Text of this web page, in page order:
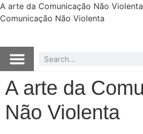
A arte da Comunicação Não Violenta
Comunicação Não Violenta
A arte da
Não Violenta